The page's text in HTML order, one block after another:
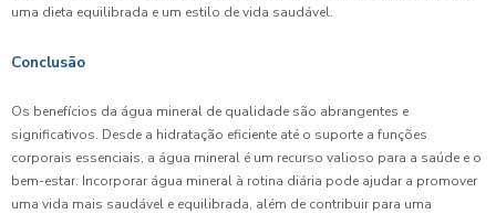
uma dieta equilibrada e um estilo de vida saudável.
Conclusão
Os benefícios da água mineral de qualidade são abrangentes e
significativos. Desde a hidratação eficiente até o suporte a funções
corporais essenciais, a água mineral é um recurso valioso para a saúde e o
bem-estar. Incorporar água mineral à rotina diária pode ajudar a promover
uma vida mais saudável e equilibrada, além de contribuir para uma